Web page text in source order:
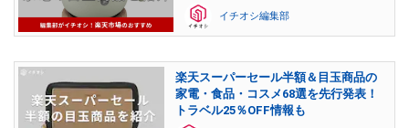
イチオシ編集部
楽天スーパーセール半額＆目玉商品の
家電・食品・コスメ68選を先行発表！
トラベル25％OFF情報も